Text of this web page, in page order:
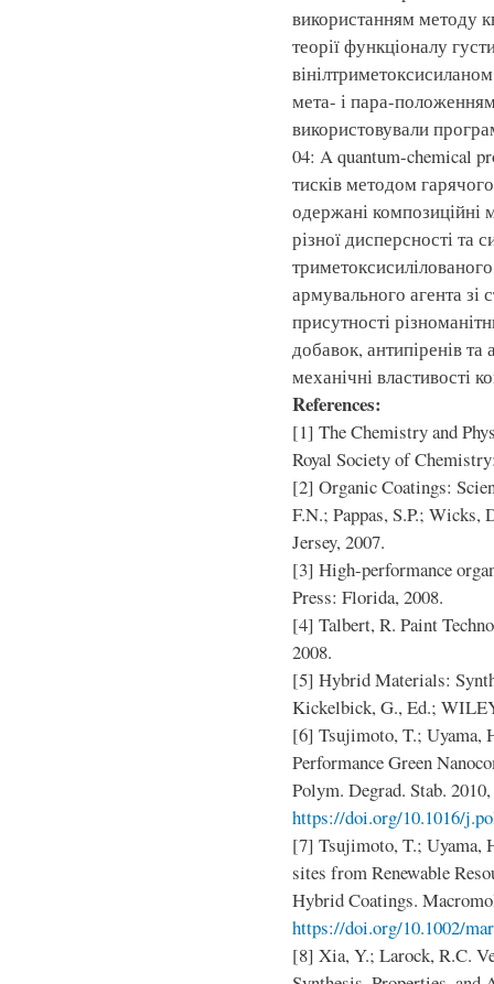
використанням методу
теорії функціоналу
мета- і пара-
використовували
04: A quantum-chemical
тисків методом
одержані композиційні
різної дисперсності та
армувального агента зі
присутності
добавок, антипіренів
механічні властивості
References:
[1] The Chemistry and
Royal Society of
[2] Organic Coatings:
F.N.; Pappas, S.P.;
Jersey, 2007.
[3] High-performance
Press: Florida, 2008.
[4] Talbert, R. Paint
2008.
[5] Hybrid Materials:
Kickelbick, G., Ed.;
[6] Tsujimoto, T.; Uyama,
Performance Green
Polym. Degrad. Stab.
https://doi.org/10.1016/
[7] Tsujimoto, T.; Uyama,
sites from Renewable
Hybrid Coatings.
https://doi.org/10.1002/
[8] Xia, Y.; Larock, R.C.